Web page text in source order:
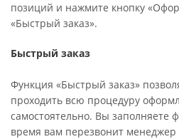
позиций и нажмите кнопку
«Быстрый заказ».
Быстрый заказ
Функция «Быстрый заказ»
проходить всю процедуру
самостоятельно. Вы заполняете
время вам перезвонит менеджер